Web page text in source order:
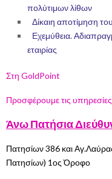
πολύτιμων λίθων
Δίκαιη αποτίμηση
Εχεμύθεια.
εταιρίας
Στη GoldPoint
Προσφέρουμε τις
Άνω Πατήσια
Πατησίων 386 και
Πατησίων) 1ος Όροφο